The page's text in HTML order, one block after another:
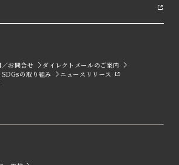
／お問合せ
ダイレクトメールのご案内
SDGsの取り組み
ニュースリリース